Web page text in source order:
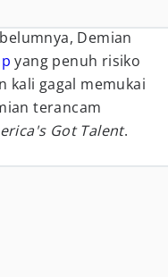
Demian
yang penuh risiko
kali gagal memukai
terancam
Got Talent.